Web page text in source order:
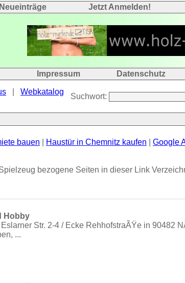
Neueinträge Jetzt Anmelden!
Impressum Datenschutz
Webkatalog
Suchwort:
bauen Haustür in Chemnitz kaufen
Google
bezogene Seiten in dieser Link
Hobby
Str. 2-4 / Ecke RehhofstraÃŸe in 90482
...